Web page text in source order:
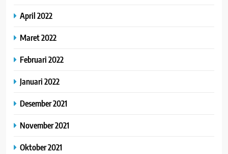
April 2022
Maret 2022
Februari 2022
Januari 2022
Desember 2021
November 2021
Oktober 2021